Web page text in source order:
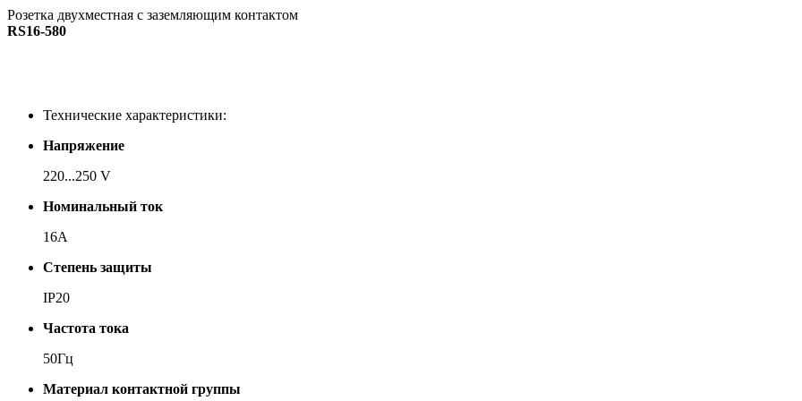
Розетка двухместная с заземляющим контактом
RS16-580
Технические характеристики:
Напряжение
220...250 V
Номинальный ток
16А
Степень защиты
IP20
Частота тока
50Гц
Материал контактной группы